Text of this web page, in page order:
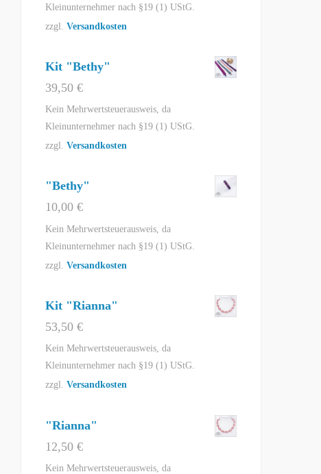
Kleinunternehmer nach §19 (1) UStG.
zzgl.Versandkosten
Kit "Bethy"
39,50€
Kein Mehrwertsteuerausweis, da
Kleinunternehmer nach §19 (1) UStG.
zzgl.Versandkosten
"Bethy"
10,00€
Kein Mehrwertsteuerausweis, da
Kleinunternehmer nach §19 (1) UStG.
zzgl.Versandkosten
Kit "Rianna"
53,50€
Kein Mehrwertsteuerausweis, da
Kleinunternehmer nach §19 (1) UStG.
zzgl.Versandkosten
"Rianna"
12,50€
Kein Mehrwertsteuerausweis, da